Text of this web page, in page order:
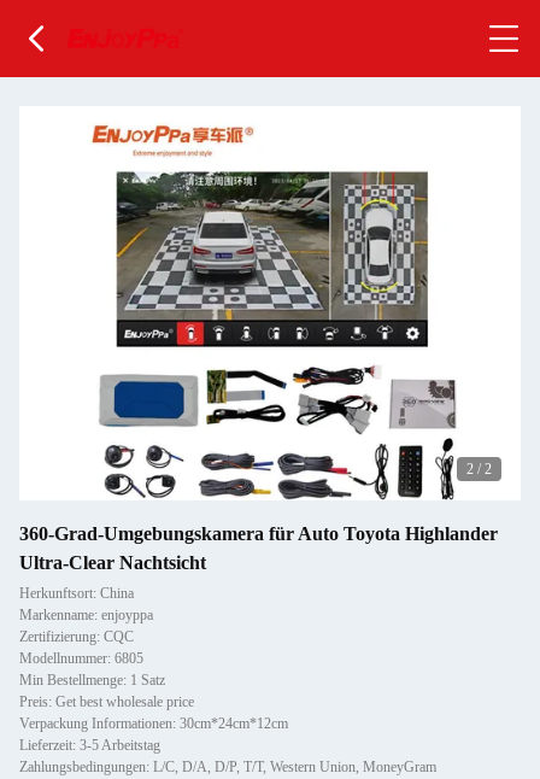
2 / 2
360-Grad-Umgebungskamera für Auto Toyota Highlander
Ultra-Clear Nachtsicht
Herkunftsort: China
Markenname: enjoyppa
Zertifizierung: CQC
Modellnummer: 6805
Min Bestellmenge: 1 Satz
Preis: Get best wholesale price
Verpackung Informationen: 30cm*24cm*12cm
Lieferzeit: 3-5 Arbeitstag
Zahlungsbedingungen: L/C, D/A, D/P, T/T, Western Union, MoneyGram